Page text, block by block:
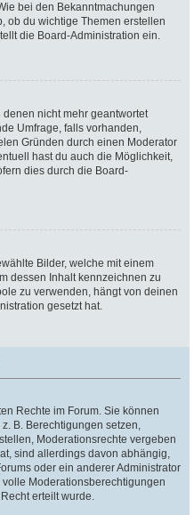
bei den Bekanntmachungen
ob du wichtige Themen erstellen
die Board-Administration ein.
nicht mehr geantwortet
Umfrage, falls vorhanden,
Gründen durch einen Moderator
hast du auch die Möglichkeit,
dies durch die Board-
Bilder, welche mit einem
dessen Inhalt kennzeichnen zu
zu verwenden, hängt von deinen
gesetzt hat.
Rechte im Forum. Sie können
B. Berechtigungen setzen,
Moderationsrechte vergeben
sind allerdings davon abhängig,
oder ein anderer Administrator
Moderationsberechtigungen
erteilt wurde.